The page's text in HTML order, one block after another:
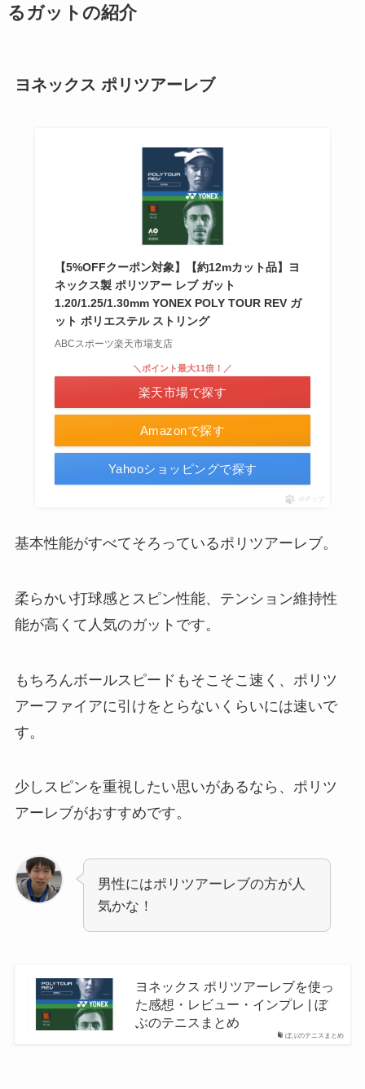
るガットの紹介
ヨネックス ポリツアーレブ
【5%OFFクーポン対象】【約12mカット品】ヨ
ネックス製 ポリツアー レブ ガット
1.20/1.25/1.30mm YONEX POLY TOUR REV ガ
ット ポリエステル ストリング
ABCスポーツ楽天市場支店
Amazonで探す
＼ポイント最大11倍！／
楽天市場で探す
Yahooショッピングで探す
ポチップ
基本性能がすべてそろっているポリツアーレブ。
柔らかい打球感とスピン性能、テンション維持性
能が高くて人気のガットです。
もちろんボールスピードもそこそこ速く、ポリツ
アーファイアに引けをとらないくらいには速いで
す。
少しスピンを重視したい思いがあるなら、ポリツ
アーレブがおすすめです。
男性にはポリツアーレブの方が人
気かな！
ぼぶのテニスまとめ
ヨネックス ポリツアーレブを使っ
た感想・レビュー・インプレ | ぼ
ぶのテニスまとめ